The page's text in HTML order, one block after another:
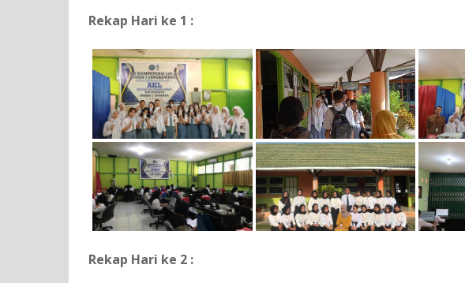
Rekap Hari ke 1 :
Rekap Hari ke 2 :